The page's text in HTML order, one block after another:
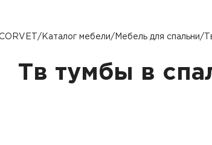
Трехдверные шкафы
/ Каталог мебели/ Мебель для спальни/
Тв тумбы в